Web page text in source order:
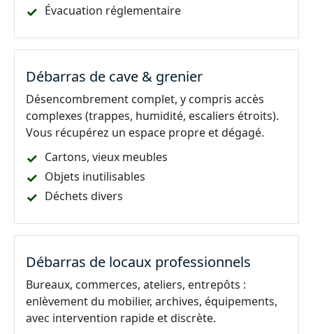
Évacuation réglementaire
Débarras de cave & grenier
Désencombrement complet, y compris accès
complexes (trappes, humidité, escaliers étroits).
Vous récupérez un espace propre et dégagé.
Cartons, vieux meubles
Objets inutilisables
Déchets divers
Débarras de locaux professionnels
Bureaux, commerces, ateliers, entrepôts :
enlèvement du mobilier, archives, équipements,
avec intervention rapide et discrète.